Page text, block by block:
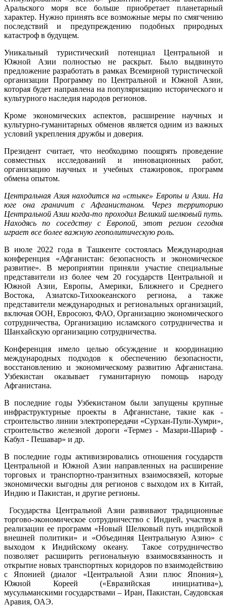
Аральского моря все больше приобретает планетарный
характер. Нужно принять все возможные меры по смягчению
последствий и предупреждению подобных природных
катастроф в будущем.
Уникальный туристический потенциал Центральной и
Южной Азии полностью не раскрыт. Было выдвинуто
предложение разработать в рамках Всемирной туристической
организации Программу по Центральной и Южной Азии,
которая будет направлена на популяризацию исторического и
культурного наследия народов регионов.
Кроме экономических аспектов, расширение научных и
культурно-гуманитарных обменов является одним из важных
условий укрепления дружбы и доверия.
Президент считает, что необходимо поощрять проведение
совместных исследований и инновационных работ,
организацию научных и учебных стажировок, программ
обмена опытом.
Центральная Азия находится на «стыке» Европы и Азии. На
юге она граничит с Афганистаном. Через территорию
Центральной Азии когда-то проходил Великий шелковый путь.
Находясь по соседству с Европой, этот регион сегодня
играет все более важную геополитическую роль.
В июле 2022 года в Ташкенте состоялась Международная
конференция «Афганистан: безопасность и экономическое
развитие». В мероприятии приняли участие специальные
представители из более чем 20 государств Центральной и
Южной Азии, Европы, Америки, Ближнего и Среднего
Востока, Азиатско-Тихоокеанского региона, а также
представители международных и региональных организаций,
включая ООН, Евросоюз, ФАО, Организацию экономического
сотрудничества, Организацию исламского сотрудничества и
Шанхайскую организацию сотрудничества.
Конференция имело целью обсуждение и координацию
международных подходов к обеспечению безопасности,
восстановлению и экономическому развитию Афганистана.
Узбекистан оказывает гуманитарную помощь народу
Афганистана.
В последние годы Узбекистаном были запущены крупные
инфраструктурные проекты в Афганистане, такие как -
строительство линии электропередачи «Сурхан-Пули-Хумри»,
строительство железной дороги «Термез - Мазари-Шариф -
Кабул - Пешавар» и др.
В последние годы активизировались отношения государств
Центральной и Южной Азии направленных на расширение
торговых и транспортно-транзитных взаимосвязей, которые
экономически выгодны для регионов с выходом их в Китай,
Индию и Пакистан, и другие регионы.
Государства Центральной Азии развивают традиционные
торгово-экономическое сотрудничество с Индией, участвуя в
реализации ее программ «Новый Шелковый путь индийской
внешней политики» и «Объединяя Центральную Азию» с
выходом к Индийскому океану. Такое сотрудничество
позволяет расширить региональную взаимосвязанность и
открытие новых транспортных коридоров по взаимодействию
с Японией (диалог «Центральной Азии плюс Япония»),
Южной Кореей («Евразийская инициатива»),
мусульманскими государствами – Иран, Пакистан, Саудовская
Аравия, ОАЭ.